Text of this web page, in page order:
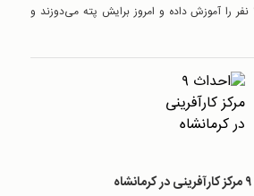
کارآفرین شده و بیش از ۱۰ نفر را آموزش داده و امروز برایش پته می‌دوزند و